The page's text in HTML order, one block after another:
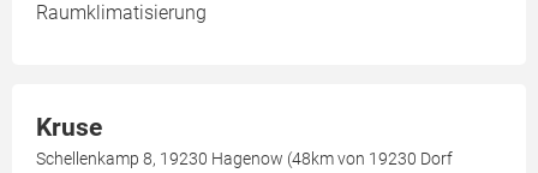
Raumklimatisierung
Kruse
Schellenkamp 8, 19230 Hagenow (48km von 19230 Dorf